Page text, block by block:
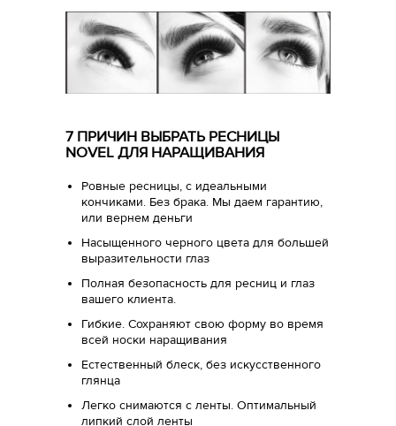
7 ПРИЧИН ВЫБРАТЬ РЕСНИЦЫ
NOVEL ДЛЯ НАРАЩИВАНИЯ
Ровные ресницы, с идеальными
кончиками. Без брака. Мы даем гарантию,
или вернем деньги
Насыщенного черного цвета для большей
выразительности глаз
Полная безопасность для ресниц и глаз
вашего клиента.
Гибкие. Сохраняют свою форму во время
всей носки наращивания
Естественный блеск, без искусственного
глянца
Легко снимаются с ленты. Оптимальный
липкий слой ленты